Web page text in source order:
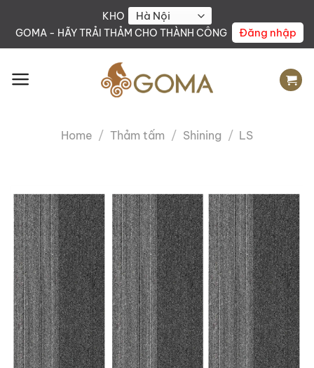
KHO
GOMA - HÃY TRẢI THẢM CHO THÀNH CÔNG
Đăng nhập
Home / Thảm tấm / Shining / LS